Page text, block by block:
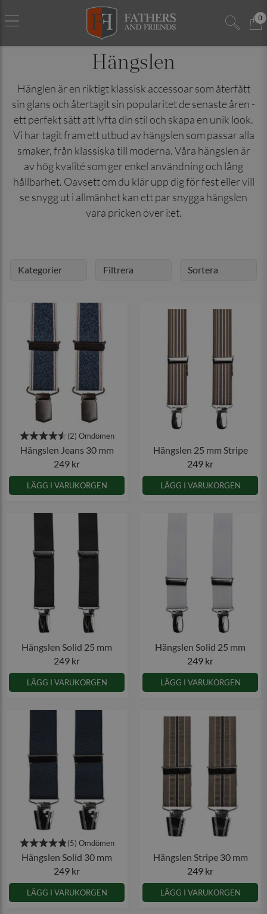
0
Hängslen
Hänglen är en riktigt klassisk accessoar som återfått
sin glans och återtagit sin popularitet de senaste åren -
ett perfekt sätt att lyfta din stil och skapa en unik look.
Vi har tagit fram ett utbud av hängslen som passar alla
smaker, från klassiska till moderna. Våra hängslen är
av hög kvalité som ger enkel användning och lång
hållbarhet. Oavsett om du klär upp dig för fest eller vill
se snygg ut i allmänhet kan ett par snygga hängslen
vara pricken över i:et.
Kategorier Filtrera Sortera
Hängslen Jeans 30 mm
249 kr
LÄGG I VARUKORGEN
Hängslen 25 mm Stripe
249 kr
LÄGG I VARUKORGEN
Hängslen Solid 25 mm
249 kr
LÄGG I VARUKORGEN
Hängslen Solid 25 mm
249 kr
LÄGG I VARUKORGEN
Hängslen Solid 30 mm
249 kr
LÄGG I VARUKORGEN
Hängslen Stripe 30 mm
249 kr
LÄGG I VARUKORGEN